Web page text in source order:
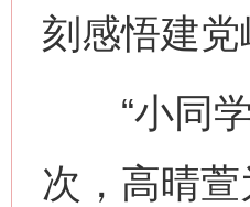
刻感悟建党
“小同学
次，高晴